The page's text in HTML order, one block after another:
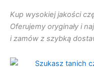
Kup wysokiej jakości
Oferujemy oryginały i
i zamów z szybką